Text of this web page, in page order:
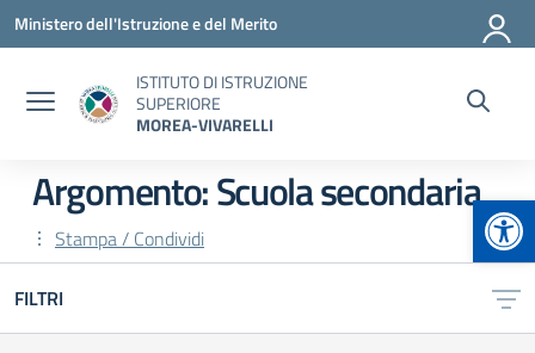
Vai ai contenuti
Vai al menu di navigazione
Vai al footer
Ministero dell'Istruzione e del Merito
ISTITUTO DI ISTRUZIONE
SUPERIORE
MOREA-VIVARELLI
Argomento: Scuola secondaria
Stampa / Condividi
FILTRI